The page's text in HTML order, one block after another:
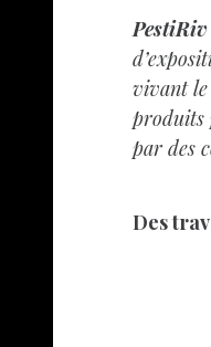
PestiRiv
vivant le
produits
par des
Des